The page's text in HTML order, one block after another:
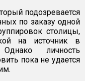
подозревается
по заказу одной
столицы,
на источник в
Однако личность
пока не удается